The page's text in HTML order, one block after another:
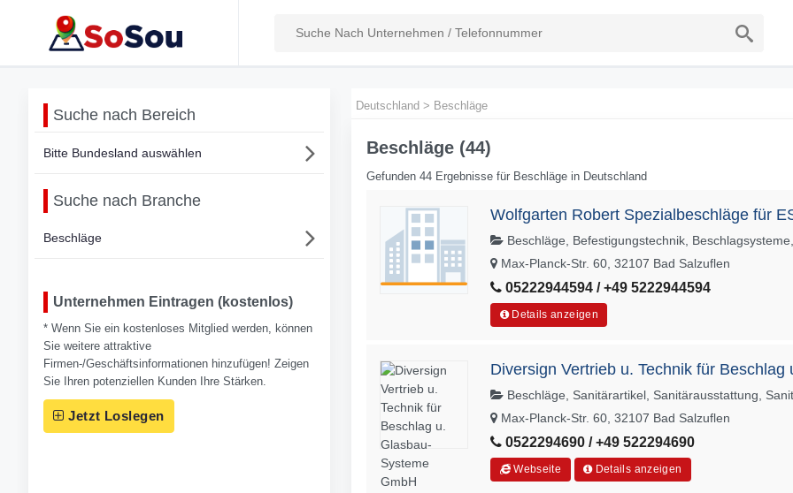
Suche nach Bereich
Bitte Bundesland auswählen
Suche nach Branche
Beschläge
Unternehmen Eintragen (kostenlos)
* Wenn Sie ein kostenloses Mitglied werden, können
Sie weitere attraktive
Firmen-/Geschäftsinformationen hinzufügen! Zeigen
Sie Ihren potenziellen Kunden Ihre Stärken.
Jetzt Loslegen
Deutschland > Beschläge
Beschläge (44)
Gefunden 44 Ergebnisse für Beschläge in Deutschland
Wolfgarten Robert Spezialbeschläge für
Beschläge, Befestigungstechnik,
Max-Planck-Str. 60, 32107 Bad Salzuflen
05222944594 / +49 5222944594
Details anzeigen
Diversign Vertrieb u. Technik für
Beschläge, Sanitärartikel, Sanitärausstattung,
Max-Planck-Str. 60, 32107 Bad Salzuflen
0522294690 / +49 522294690
Webseite Details anzeigen